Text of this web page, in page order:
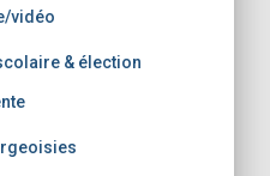
vidéo
& élection